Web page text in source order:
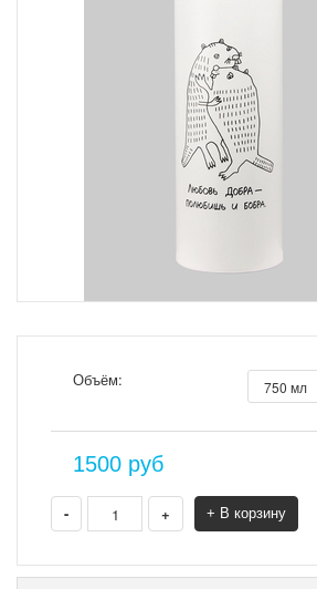
Объём:
1500 руб
- + + В корзину